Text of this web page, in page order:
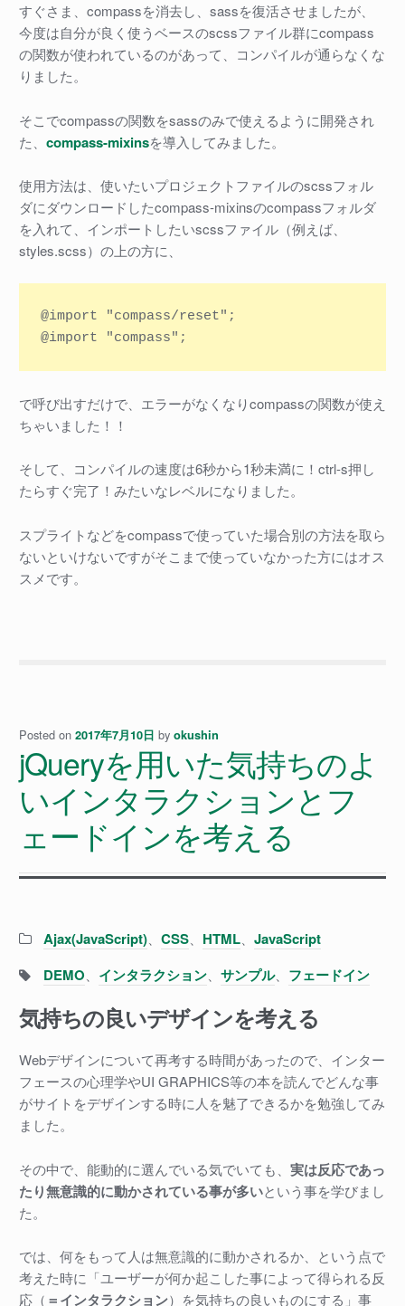
すぐさま、compassを消去し、sassを復活させましたが、
今度は自分が良く使うベースのscssファイル群にcompass
の関数が使われているのがあって、コンパイルが通らなくな
りました。
そこでcompassの関数をsassのみで使えるように開発され
た、 compass-mixinsを導入してみました。
使用方法は、使いたいプロジェクトファイルのscssフォル
ダにダウンロードしたcompass-mixinsのcompassフォルダ
を入れて、インポートしたいscssファイル（例えば、
styles.scss）の上の方に、
@import "compass/reset";
で呼び出すだけで、エラーがなくなりcompassの関数が使え
ちゃいました！！
そして、コンパイルの速度は6秒から1秒未満に！ctrl-s押し
たらすぐ完了！みたいなレベルになりました。
スプライトなどをcompassで使っていた場合別の方法を取ら
ないといけないですがそこまで使っていなかった方にはオス
スメです。
Posted on 2017年7月10日 by okushin
jQueryを用いた気持ちのよ
いインタラクションとフ
ェードインを考える
Categories:
Ajax(JavaScript)、 CSS、 HTML、 JavaScript
Tags:
DEMO、 インタラクション、 サンプル、 フェードイン
気持ちの良いデザインを考える
Webデザインについて再考する時間があったので、インター
フェースの心理学やUI GRAPHICS等の本を読んでどんな事
がサイトをデザインする時に人を魅了できるかを勉強してみ
ました。
その中で、能動的に選んでいる気でいても、 実は反応であっ
たり無意識的に動かされている事が多いという事を学びまし
た。
では、何をもって人は無意識的に動かされるか、という点で
考えた時に「ユーザーが何か起こした事によって得られる反
応（ ＝インタラクション）を気持ちの良いものにする」事